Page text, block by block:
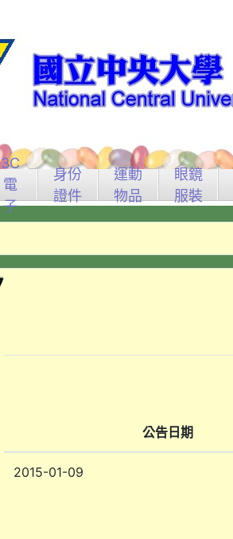
3C
電
子
身份
證件
運動
物品
眼鏡
服裝
公告日期
2015-01-09